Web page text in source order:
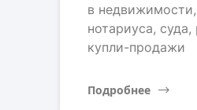
в
нотариуса, суда,
купли-продажи
Подробнее